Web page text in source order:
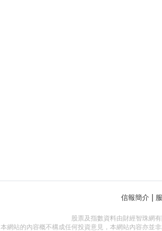
信報簡介
股票及指數資料由財經智珠網
本網站的內容概不構成任何投資意見，本網站內容亦並